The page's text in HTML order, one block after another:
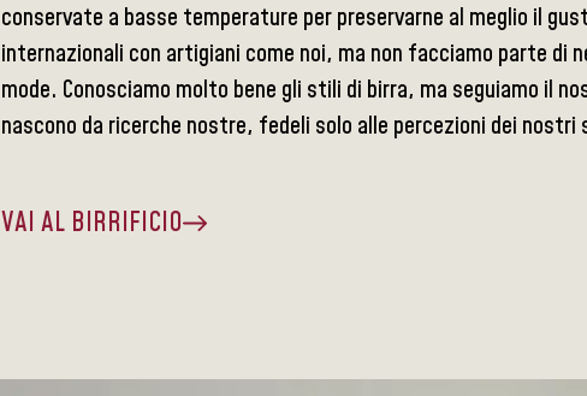
conservate a basse temperature per preservarne al meglio il
internazionali con artigiani come noi, ma non facciamo parte di
mode. Conosciamo molto bene gli stili di birra, ma seguiamo il
nascono da ricerche nostre, fedeli solo alle percezioni dei nostri
VAI AL BIRRIFICIO